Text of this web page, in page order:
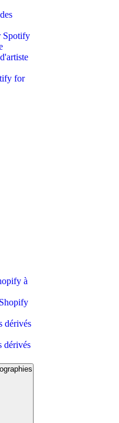
Spotify
for
à
dérivés
dérivés